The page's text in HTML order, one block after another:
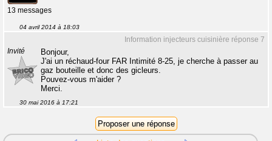
13 messages
04 avril 2014 à 18:03
Information injecteurs cuisinière réponse 7
Invité
Bonjour,
J'ai un réchaud-four FAR Intimité 8-25, je cherche à passer au
gaz bouteille et donc des gicleurs.
Pouvez-vous m'aider ?
Merci.
30 mai 2016 à 17:21